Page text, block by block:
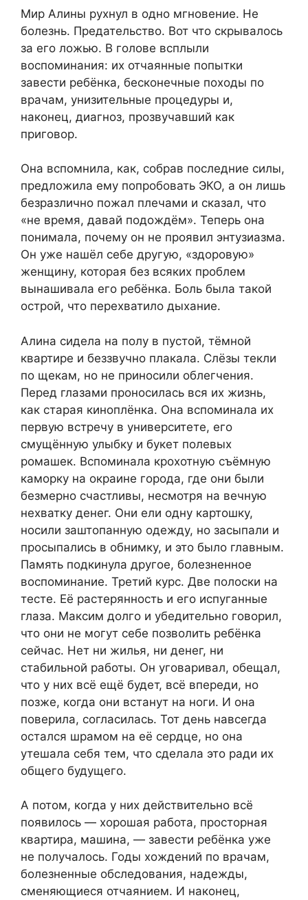
Мир Алины рухнул в одно мгновение. Не
болезнь. Предательство. Вот что скрывалось
за его ложью. В голове всплыли
воспоминания: их отчаянные попытки
завести ребёнка, бесконечные походы по
врачам, унизительные процедуры и,
наконец, диагноз, прозвучавший как
приговор.
Она вспомнила, как, собрав последние силы,
предложила ему попробовать ЭКО, а он лишь
безразлично пожал плечами и сказал, что
«не время, давай подождём». Теперь она
понимала, почему он не проявил энтузиазма.
Он уже нашёл себе другую, «здоровую»
женщину, которая без всяких проблем
вынашивала его ребёнка. Боль была такой
острой, что перехватило дыхание.
Алина сидела на полу в пустой, тёмной
квартире и беззвучно плакала. Слёзы текли
по щекам, но не приносили облегчения.
Перед глазами проносилась вся их жизнь,
как старая киноплёнка. Она вспоминала их
первую встречу в университете, его
смущённую улыбку и букет полевых
ромашек. Вспоминала крохотную съёмную
каморку на окраине города, где они были
безмерно счастливы, несмотря на вечную
нехватку денег. Они ели одну картошку,
носили заштопанную одежду, но засыпали и
просыпались в обнимку, и это было главным.
Память подкинула другое, болезненное
воспоминание. Третий курс. Две полоски на
тесте. Её растерянность и его испуганные
глаза. Максим долго и убедительно говорил,
что они не могут себе позволить ребёнка
сейчас. Нет ни жилья, ни денег, ни
стабильной работы. Он уговаривал, обещал,
что у них всё ещё будет, всё впереди, но
позже, когда они встанут на ноги. И она
поверила, согласилась. Тот день навсегда
остался шрамом на её сердце, но она
утешала себя тем, что сделала это ради их
общего будущего.
А потом, когда у них действительно всё
появилось — хорошая работа, просторная
квартира, машина, — завести ребёнка уже
не получалось. Годы хождений по врачам,
болезненные обследования, надежды,
сменяющиеся отчаянием. И наконец,